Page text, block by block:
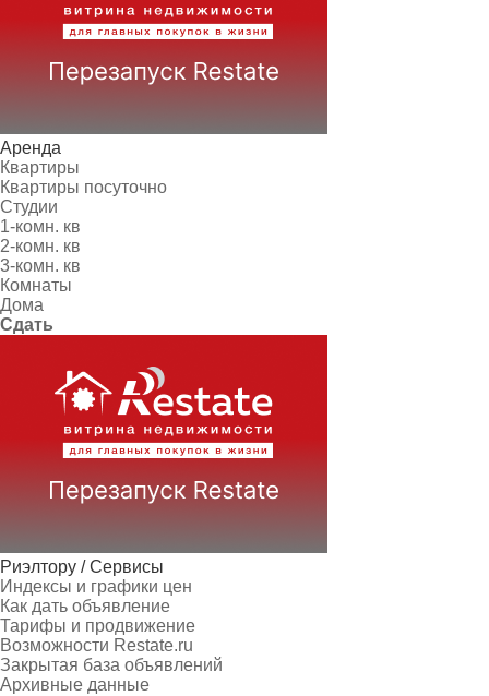
Аренда
Квартиры
Квартиры посуточно
Студии
1-комн. кв
2-комн. кв
3-комн. кв
Комнаты
Дома
Сдать
Риэлтору / Сервисы
Индексы и графики цен
Как дать объявление
Тарифы и продвижение
Возможности Restate.ru
Закрытая база объявлений
Архивные данные